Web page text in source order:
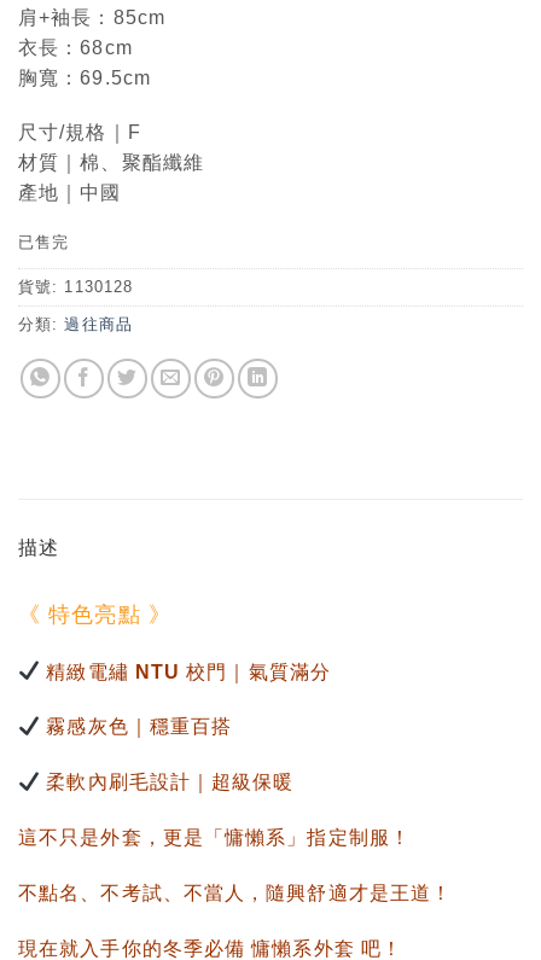
肩+袖長：85cm
衣長：68cm
胸寬：69.5cm
尺寸/規格｜F
材質｜棉、聚酯纖維
產地｜中國
已售完
貨號: 1130128
分類:過往商品
描述
《 特色亮點 》
精緻電繡 NTU 校門 ｜氣質滿分
霧感灰色 ｜穩重百搭
柔軟內刷毛設計 ｜超級保暖
這不只是外套，更是「慵懶系」指定制服！
不點名、不考試、不當人，隨興舒適才是王道！
現在就入手你的冬季必備慵懶系外套 吧！